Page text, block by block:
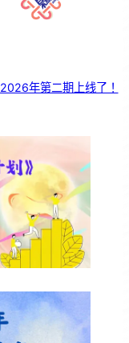
年第二期上线了！